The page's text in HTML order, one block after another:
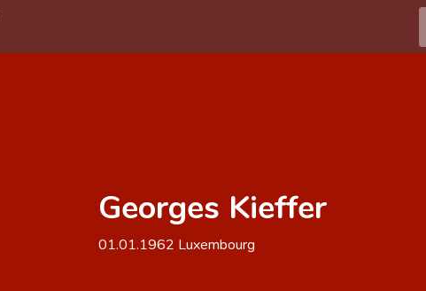
Georges Kieffer
01.01.1962 Luxembourg